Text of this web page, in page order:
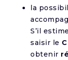
la
S’il
saisir le
obtenir